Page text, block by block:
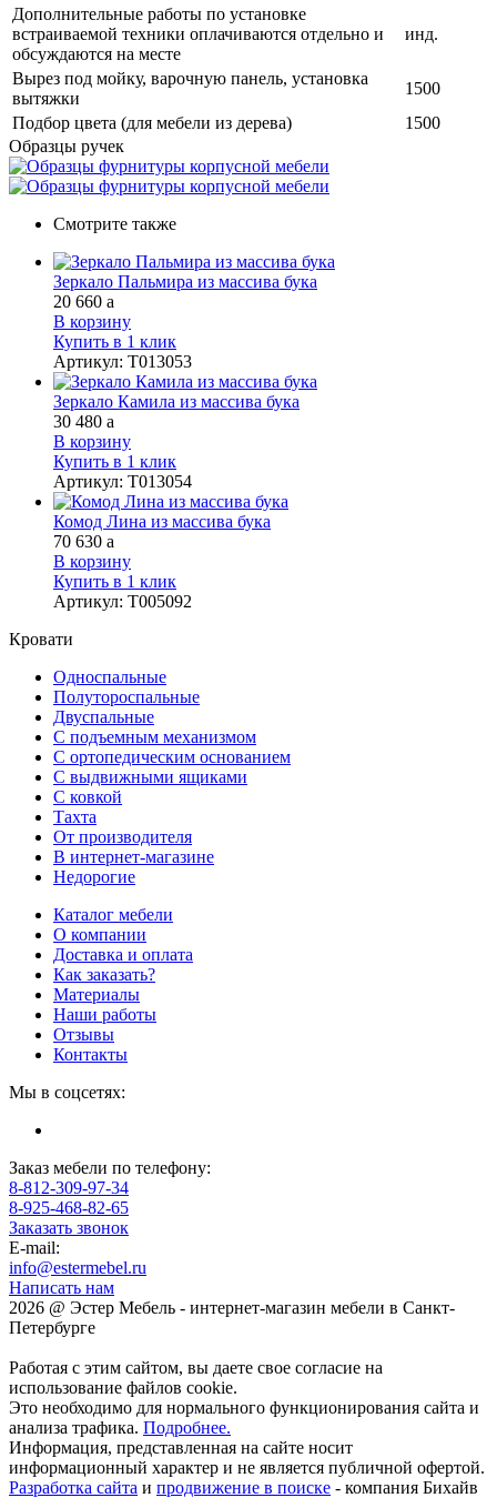
Дополнительные работы по установке
встраиваемой техники оплачиваются отдельно и
обсуждаются на месте
инд.
Вырез под мойку, варочную панель, установка
вытяжки
1500
Подбор цвета (для мебели из дерева)
1500
Образцы ручек
Смотрите также
Зеркало Пальмира из массива бука
20 660 a
В корзину
Купить в 1 клик
Артикул: Т013053
Зеркало Камила из массива бука
30 480 a
В корзину
Купить в 1 клик
Артикул: Т013054
Комод Лина из массива бука
70 630 a
В корзину
Купить в 1 клик
Артикул: Т005092
Кровати
Односпальные
Полутороспальные
Двуспальные
С подъемным механизмом
С ортопедическим основанием
С выдвижными ящиками
С ковкой
Тахта
От производителя
В интернет-магазине
Недорогие
Каталог мебели
О компании
Доставка и оплата
Как заказать?
Материалы
Наши работы
Отзывы
Контакты
Мы в соцсетях:
Заказ мебели по телефону:
8-812-309-97-34
8-925-468-82-65
Заказать звонок
E-mail:
info@estermebel.ru
Написать нам
2026 @ Эстер Мебель - интернет-магазин мебели в Санкт-
Петербурге
Работая с этим сайтом, вы даете свое согласие на
использование файлов cookie.
Это необходимо для нормального функционирования сайта и
анализа трафика. Подробнее.
Информация, представленная на сайте носит
информационный характер и не является публичной офертой.
Разработка сайта и продвижение в поиске - компания Бихайв